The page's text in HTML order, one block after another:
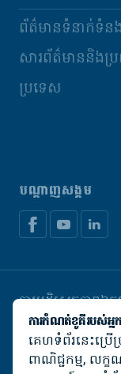
ព័ត៌មានទំនាក់ទំនង
សារព័ត៌មាននិងប្រ
ប្រទេស
បណ្តាញសង្គម
ការបដិសេធភាពឯ
គ្រប់គ្រងខូឃី
© De Heus
ការកំណត់ខូគីរបស់អ្នក
គេហទំព័រនេះប្រើ
ពាណិជ្ជកម្ម, លក្